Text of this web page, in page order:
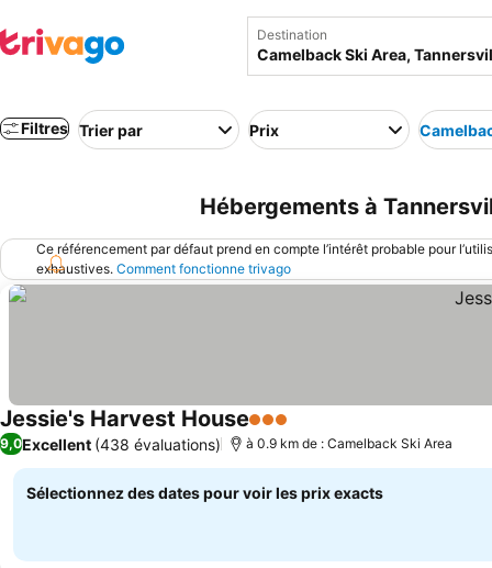
Destination
Filtres Trier par Prix
Hébergements à
Ce référencement par défaut prend en compte l’intérêt probable pour
exhaustives. Comment fonctionne trivago
Jessie's Harvest House3 Étoiles
9,0Excellent (438 évaluations) à 0.9 km de : Camelback Ski Area
Sélectionnez des dates pour voir les prix exacts